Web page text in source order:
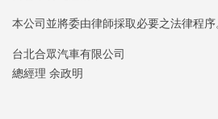
本公司並將委由律師採取必要之法律程序
台北合眾汽車有限公司
總經理 余政明